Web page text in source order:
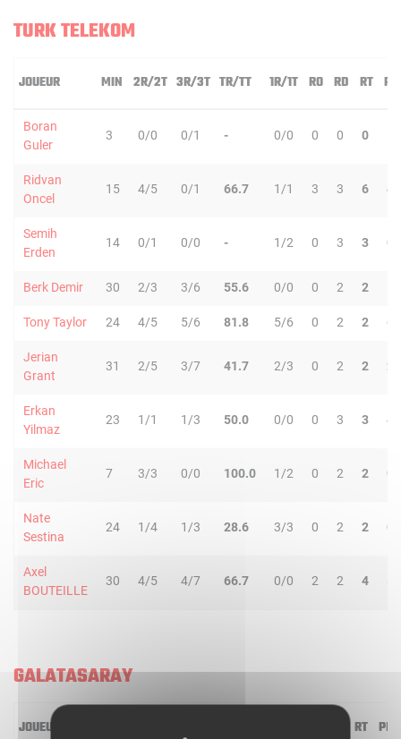
TURK TELEKOM
JOUEUR MIN 2R/2T 3R/3T TR/TT 1R/1T RO RD RT PD
Boran
Guler
3 0/0 0/1 - 0/0 0 0 0
Ridvan
Oncel
15 4/5 0/1 66.7 1/1 3 3 6 4
Semih
Erden
14 0/1 0/0 - 1/2 0 3 3 0
Berk Demir 30 2/3 3/6 55.6 0/0 0 2 2
Tony Taylor 24 4/5 5/6 81.8 5/6 0 2 2 6
Jerian
Grant
31 2/5 3/7 41.7 2/3 0 2 2 2
Erkan
Yilmaz
23 1/1 1/3 50.0 0/0 0 3 3 4
Michael
Eric
7 3/3 0/0 100.0 1/2 0 2 2 0
Nate
Sestina
24 1/4 1/3 28.6 3/3 0 2 2 0
Axel
BOUTEILLE
30 4/5 4/7 66.7 0/0 2 2 4
GALATASARAY
JOUEUR RT PD